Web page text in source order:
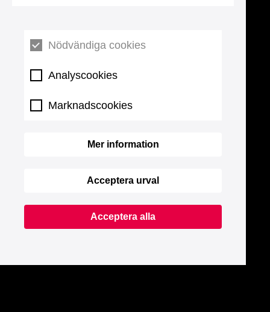
Nödvändiga cookies
Analyscookies
Marknadscookies
Mer information
Acceptera urval
Acceptera alla